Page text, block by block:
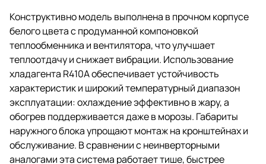
Конструктивно модель выполнена в прочном корпусе
белого цвета с продуманной компоновкой
теплообменника и вентилятора, что улучшает
теплоотдачу и снижает вибрации. Использование
хладагента R410A обеспечивает устойчивость
характеристик и широкий температурный диапазон
эксплуатации: охлаждение эффективно в жару, а
обогрев поддерживается даже в морозы. Габариты
наружного блока упрощают монтаж на кронштейнах и
обслуживание. В сравнении с неинверторными
аналогами эта система работает тише, быстрее